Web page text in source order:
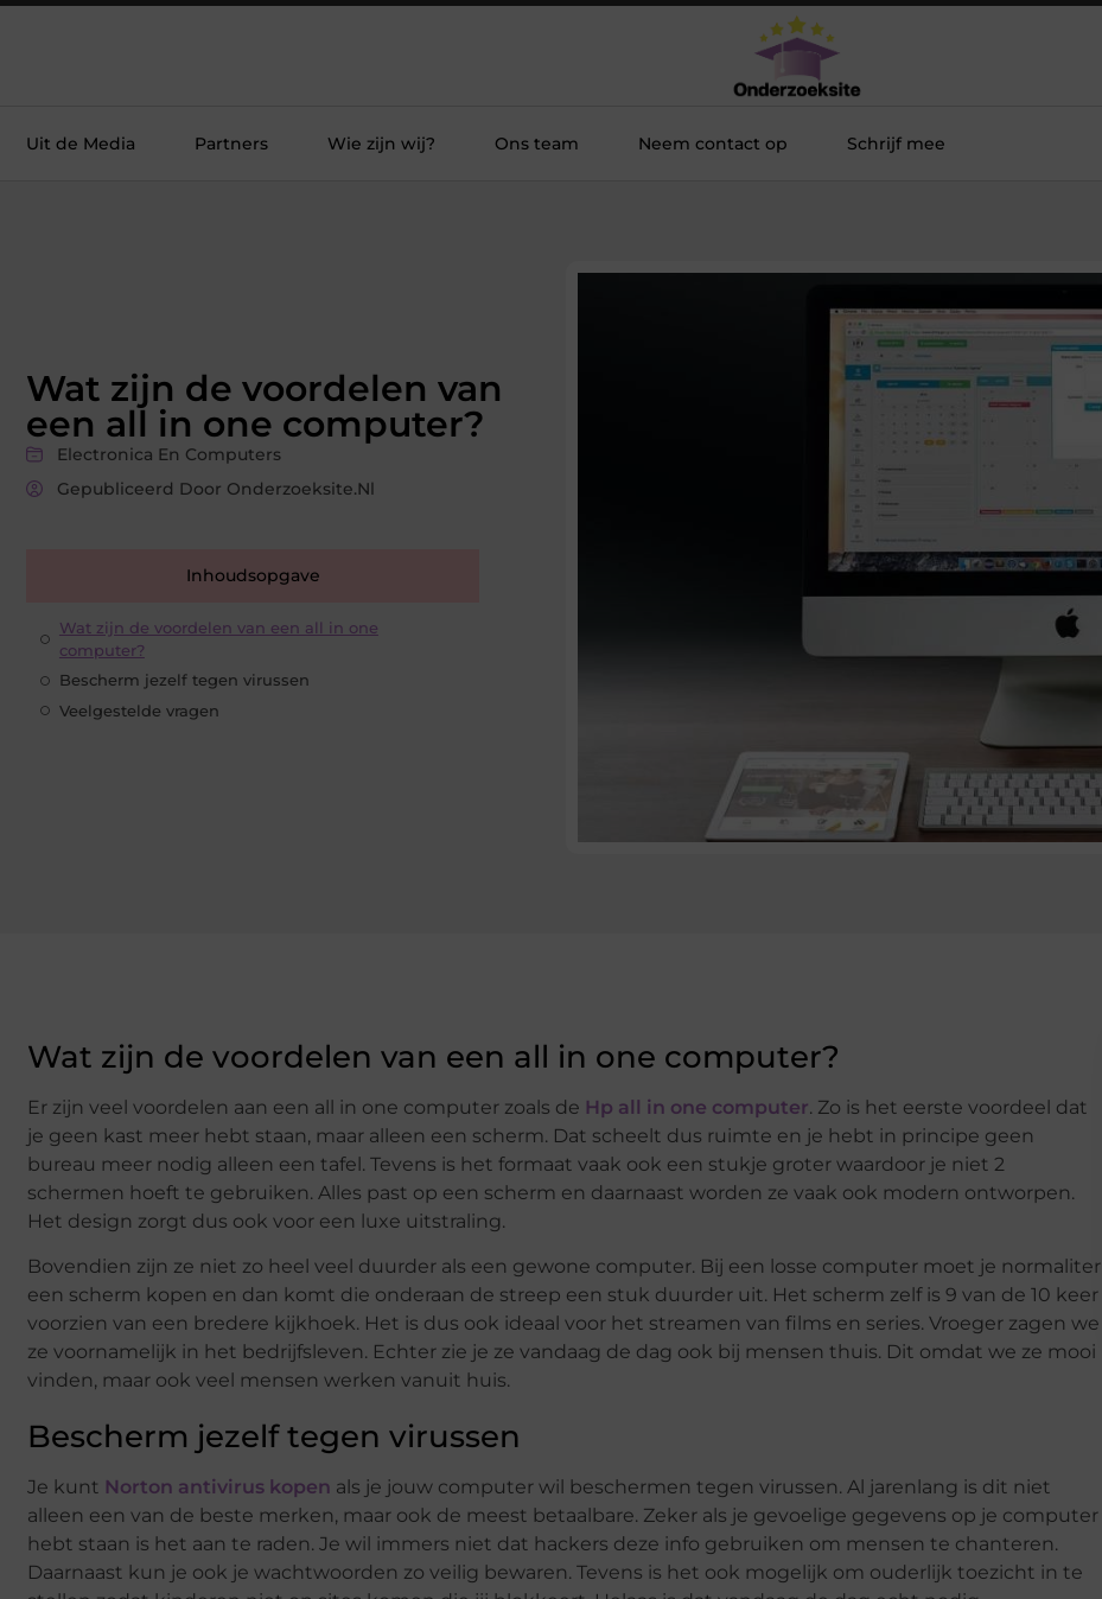
Uit de Media Partners Wie zijn wij? Ons team Neem contact op Schrijf mee
Wat zijn de voordelen van
een all in one computer?
Electronica En Computers
Gepubliceerd Door Onderzoeksite.nl
Inhoudsopgave
Wat zijn de voordelen van een all in one
computer?
Bescherm jezelf tegen virussen
Veelgestelde vragen
Wat zijn de voordelen van een all in one computer?
Er zijn veel voordelen aan een all in one computer zoals de Hp all in one computer. Zo is het eerste voordeel dat
je geen kast meer hebt staan, maar alleen een scherm. Dat scheelt dus ruimte en je hebt in principe geen
bureau meer nodig alleen een tafel. Tevens is het formaat vaak ook een stukje groter waardoor je niet 2
schermen hoeft te gebruiken. Alles past op een scherm en daarnaast worden ze vaak ook modern ontworpen.
Het design zorgt dus ook voor een luxe uitstraling.
Bovendien zijn ze niet zo heel veel duurder als een gewone computer. Bij een losse computer moet je normaliter
een scherm kopen en dan komt die onderaan de streep een stuk duurder uit. Het scherm zelf is 9 van de 10 keer
voorzien van een bredere kijkhoek. Het is dus ook ideaal voor het streamen van films en series. Vroeger zagen we
ze voornamelijk in het bedrijfsleven. Echter zie je ze vandaag de dag ook bij mensen thuis. Dit omdat we ze mooi
vinden, maar ook veel mensen werken vanuit huis.
Bescherm jezelf tegen virussen
Je kunt Norton antivirus kopen als je jouw computer wil beschermen tegen virussen. Al jarenlang is dit niet
alleen een van de beste merken, maar ook de meest betaalbare. Zeker als je gevoelige gegevens op je computer
hebt staan is het aan te raden. Je wil immers niet dat hackers deze info gebruiken om mensen te chanteren.
Daarnaast kun je ook je wachtwoorden zo veilig bewaren. Tevens is het ook mogelijk om ouderlijk toezicht in te